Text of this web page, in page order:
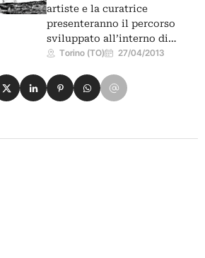
artiste e la curatrice
presenteranno il percorso
sviluppato all’interno di…
Torino (TO) 27/04/2013
su Facebook
su X
Condividi su LinkedIn
Condividi su Pinterest
Condividi su WhatsApp
Condividi su Email